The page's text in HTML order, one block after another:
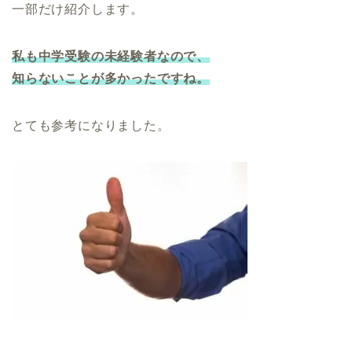
一部だけ紹介します。
私も中学受験の未経験者なので、
知らないことが多かったですね。
とても参考になりました。